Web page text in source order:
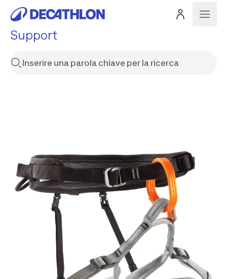
Support